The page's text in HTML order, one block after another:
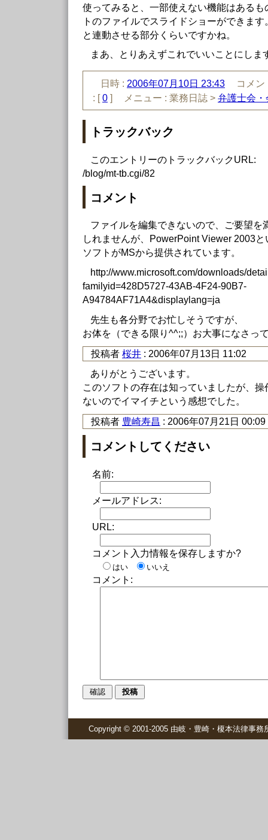
使ってみると、一部使えない機能はある
トのファイルでスライドショーができま
と連動させる部分くらいですかね。
まあ、とりあえずこれでいいことにしま
日時 : 2006年07月10日 23:43
コメ
: [0 ] メニュー : 業務日誌 > 弁護士会・
トラックバック
このエントリーのトラックバックURL:
/blog/mt-tb.cgi/82
コメント
ファイルを編集できないので、ご要望を
しれませんが、PowerPoint Viewer 2003と
ソフトがMSから提供されています。
http://www.microsoft.com/downloads/
familyid=428D5727-43AB-4F24-90B7-
A94784AF71A4&displaylang=ja
先生も各分野でお忙しそうですが、
お体を（できる限り^^;;）お大事になさ
投稿者 桜井 : 2006年07月13日 11:02
ありがとうございます。
このソフトの存在は知っていましたが、
ないのでイマイチという感想でした。
投稿者 豊崎寿昌 : 2006年07月21日 00:09
コメントしてください
名前:
メールアドレス:
URL:
コメント入力情報を保存しますか?
はい いいえ
コメント:
Copyright © 2001-2005 由岐・豊崎・榎本法律事